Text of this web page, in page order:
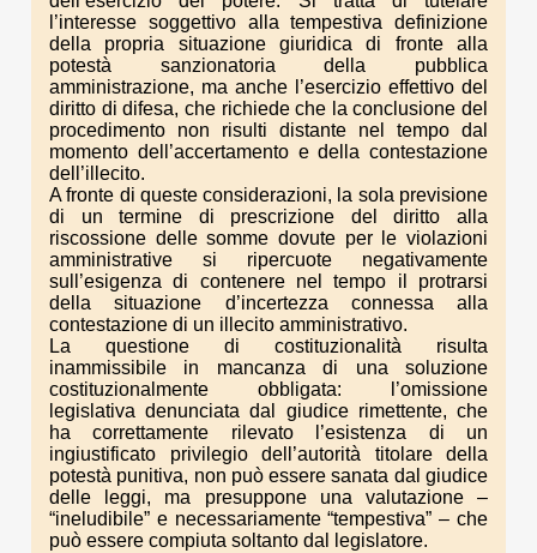
l’interesse soggettivo alla tempestiva definizione
della propria situazione giuridica di fronte alla
potestà sanzionatoria della pubblica
amministrazione, ma anche l’esercizio effettivo del
diritto di difesa, che richiede che la conclusione del
procedimento non risulti distante nel tempo dal
momento dell’accertamento e della contestazione
dell’illecito.
A fronte di queste considerazioni, la sola previsione
di un termine di prescrizione del diritto alla
riscossione delle somme dovute per le violazioni
amministrative si ripercuote negativamente
sull’esigenza di contenere nel tempo il protrarsi
della situazione d’incertezza connessa alla
contestazione di un illecito amministrativo.
La questione di costituzionalità risulta
inammissibile in mancanza di una soluzione
costituzionalmente obbligata: l’omissione
legislativa denunciata dal giudice rimettente, che
ha correttamente rilevato l’esistenza di un
ingiustificato privilegio dell’autorità titolare della
potestà punitiva, non può essere sanata dal giudice
delle leggi, ma presuppone una valutazione –
“ineludibile” e necessariamente “tempestiva” – che
può essere compiuta soltanto dal legislatore.